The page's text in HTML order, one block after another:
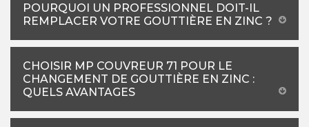
POURQUOI UN PROFESSIONNEL DOIT-IL
REMPLACER VOTRE GOUTTIÈRE EN ZINC ?
CHOISIR MP COUVREUR 71 POUR LE
CHANGEMENT DE GOUTTIÈRE EN ZINC :
QUELS AVANTAGES